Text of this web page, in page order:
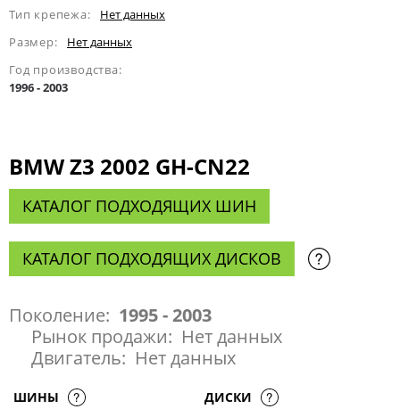
Тип крепежа:
Нет данных
Размер:
Нет данных
Год производства:
1996 - 2003
BMW Z3 2002 GH-CN22
КАТАЛОГ ПОДХОДЯЩИХ ШИН
КАТАЛОГ ПОДХОДЯЩИХ ДИСКОВ
Поколение: 1995 - 2003
Рынок продажи: Нет данных
Двигатель: Нет данных
ШИНЫ ДИСКИ